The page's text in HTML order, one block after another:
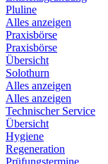
Pluline
Alles anzeigen
Praxisbörse
Praxisbörse
Übersicht
Solothurn
Alles anzeigen
Alles anzeigen
Technischer Service
Übersicht
Hygiene
Regeneration
Prüfungstermine